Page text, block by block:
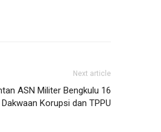
Next article
ASN Militer Bengkulu 16
Korupsi dan TPPU